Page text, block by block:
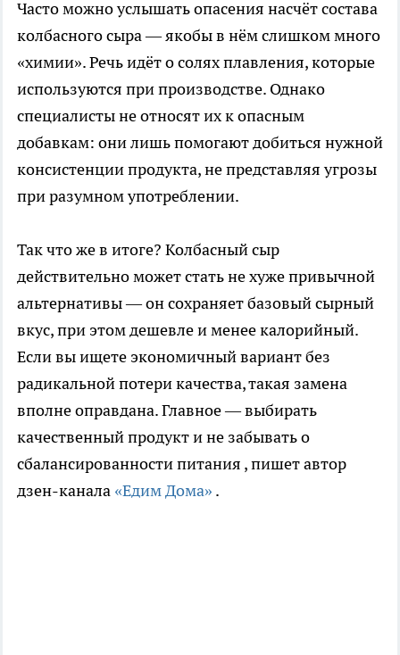
Часто можно услышать опасения насчёт состава
колбасного сыра — якобы в нём слишком много
«химии». Речь идёт о солях плавления, которые
используются при производстве. Однако
специалисты не относят их к опасным
добавкам: они лишь помогают добиться нужной
консистенции продукта, не представляя угрозы
при разумном употреблении.
Так что же в итоге? Колбасный сыр
действительно может стать не хуже привычной
альтернативы — он сохраняет базовый сырный
вкус, при этом дешевле и менее калорийный.
Если вы ищете экономичный вариант без
радикальной потери качества, такая замена
вполне оправдана. Главное — выбирать
качественный продукт и не забывать о
сбалансированности питания , пишет автор
дзен-канала «Едим Дома» .